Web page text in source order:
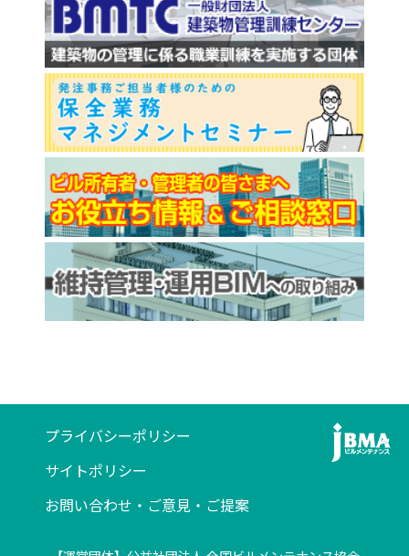
プライバシーポリシー
サイトポリシー
お問い合わせ・ご意見・ご提案